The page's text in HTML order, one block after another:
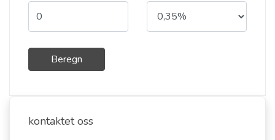
Beregn
kontaktet oss